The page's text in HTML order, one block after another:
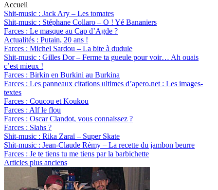
Accueil
Shit-music : Jack Ary – Les tomates
Shit-music : Stéphane Collaro – O ! Yé Bananiers
Farces : Le masque au Cap d’Agde ?
Actualités : Putain, 20 ans !
Farces : Michel Sardou – La bite à dudule
Shit-music : Gilles Dor – Ferme ta gueule pour voir… Ah ouais
c’est mieux !
Farces : Birkin en Burkini au Burkina
Farces : Les panneaux citations ultimes d’apero.net : Les images-
textes
Farces : Coucou et Koukou
Farces : Alf le flou
Farces : Oscar Clandot, vous connaissez ?
Farces : Slahs ?
Shit-music : Rika Zaraï – Super Skate
Shit-music : Jean-Claude Rémy – La recette du jambon beurre
Farces : Je te tiens tu me tiens par la barbichette
Articles plus anciens